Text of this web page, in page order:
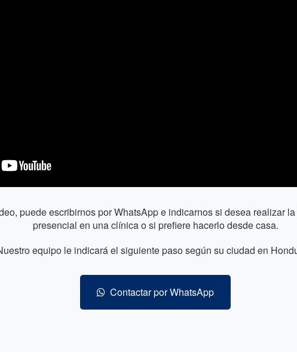
puede escribirnos por WhatsApp e indicarnos si desea realizar
presencial en una clínica o si prefiere hacerlo desde casa.
equipo le indicará el siguiente paso según su ciudad en
Contactar por WhatsApp